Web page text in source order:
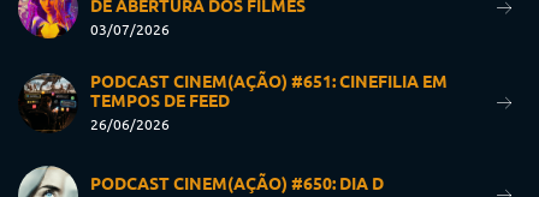
DE ABERTURA DOS FILMES
03/07/2026
PODCAST CINEM(AÇÃO) #651: CINEFILIA EM
TEMPOS DE FEED
26/06/2026
PODCAST CINEM(AÇÃO) #650: DIA D